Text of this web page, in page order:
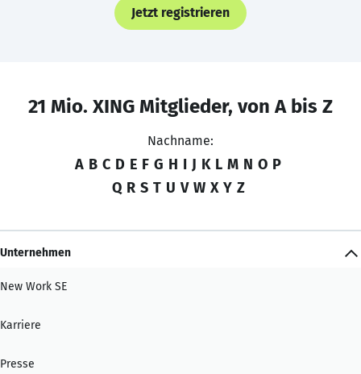
Jetzt registrieren
21 Mio. XING Mitglieder, von A bis Z
Nachname:
A B C D E F G H I J K L M N O P
Q R S T U V W X Y Z
Unternehmen
New Work SE
Karriere
Presse